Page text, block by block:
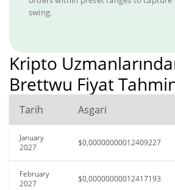
swing.
Kripto
Brettwu Fiyat
Tarih Asgari
January
2027
$0,00000000012409227
February
2027
$0,00000000012417193